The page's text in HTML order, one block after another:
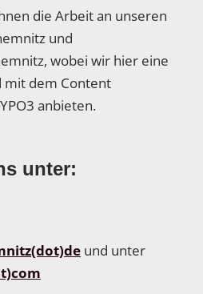
die Arbeit an unseren
und
wobei wir hier eine
mit dem Content
anbieten.
unter:
und unter